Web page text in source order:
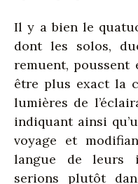
Il y a bien le
dont les solos,
remuent,
être plus exact la
lumières de
indiquant ainsi
voyage et
langue de leurs
serions plutôt